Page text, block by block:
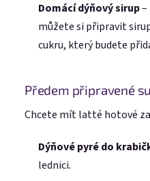
Domácí dýňový sirup
můžete si připravit
cukru, který budete
Předem připravené
Chcete mít latté hotové
Dýňové pyré do
lednici.